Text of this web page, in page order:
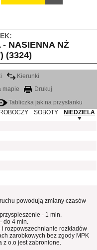
- NASIENNA NŻ
(3324)
Kierunki
mapie
Drukuj
Tabliczka jak na przystanku
ROBOCZY
SOBOTY
NIEDZIELA
powodują zmiany czasów
- 1 min.
do 4 min.
i rozpowszechnianie rozkładów
zarobkowych bez zgody MPK
z o.o jest zabronione.